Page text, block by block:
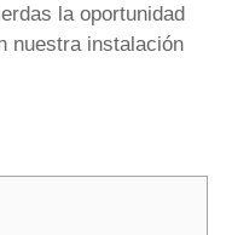
la oportunidad
nuestra instalación